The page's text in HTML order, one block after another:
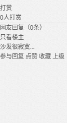
打赏
0人打赏
网友回复（0条）
只看楼主
沙发很寂寞...
参与回复 点赞 收藏 上级